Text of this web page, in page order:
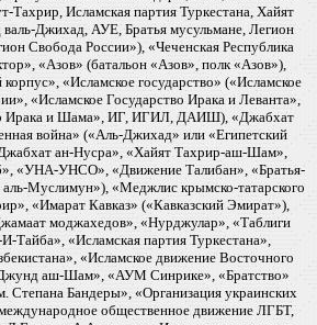
Тахрир, Исламская партия Туркестана, Хайят
Джихад, АУЕ, Братья мусульмане, Легион
Свобода России»), «Чеченская Республика
«Азов» (батальон «Азов», полк «Азов»),
«Исламское государство» («Исламское
«Исламское Государство Ирака и Леванта»,
Ирака и Шама», ИГ, ИГИЛ, ДАИШ), «Джабхат
война» («Аль-Джихад» или «Египетский
ан-Нусра», «Хайят Тахрир-аш-Шам»,
«УНА-УНСО», «Движение Талибан», «Братья-
Муслимун»), «Меджлис крымско-татарского
«Имарат Кавказ» («Кавказский Эмират»),
моджахедов», «Нурджулар», «Таблиги
Тайба», «Исламская партия Туркестана»,
«Исламское движение Восточного
аш-Шам», «АУМ Синрике», «Братство»
Степана Бандеры», «Организация украинских
общественное движение ЛГБТ,